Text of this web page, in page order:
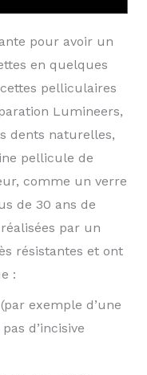
pour avoir un
en quelques
pelliculaires
Lumineers,
dents naturelles,
pellicule de
comme un verre
de 30 ans de
par un
résistantes et ont
:
exemple d’une
d’incisive